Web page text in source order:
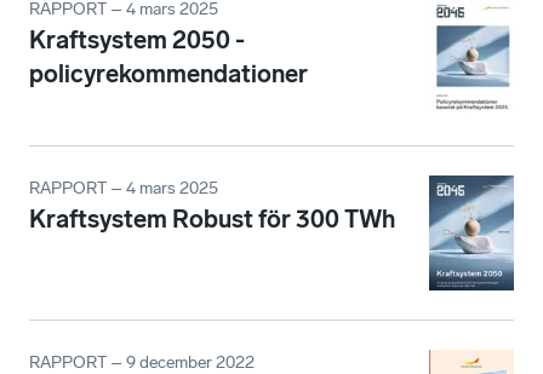
RAPPORT – 4 mars 2025
Kraftsystem 2050 -
policyrekommendationer
RAPPORT – 4 mars 2025
Kraftsystem Robust för 300 TWh
RAPPORT – 9 december 2022